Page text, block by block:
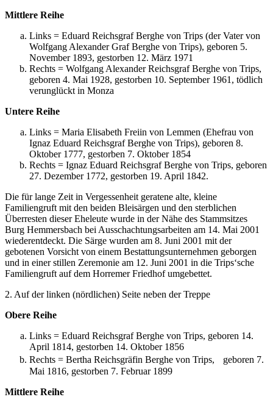
Mittlere Reihe
Links = Eduard Reichsgraf Berghe von Trips (der Vater von
Wolfgang Alexander Graf Berghe von Trips), geboren 5.
November 1893, gestorben 12. März 1971
Rechts = Wolfgang Alexander Reichsgraf Berghe von Trips,
geboren 4. Mai 1928, gestorben 10. September 1961, tödlich
verunglückt in Monza
Untere Reihe
Links = Maria Elisabeth Freiin von Lemmen (Ehefrau von
Ignaz Eduard Reichsgraf Berghe von Trips), geboren 8.
Oktober 1777, gestorben 7. Oktober 1854
Rechts = Ignaz Eduard Reichsgraf Berghe von Trips, geboren
27. Dezember 1772, gestorben 19. April 1842.
Die für lange Zeit in Vergessenheit geratene alte, kleine
Familiengruft mit den beiden Bleisärgen und den sterblichen
Überresten dieser Eheleute wurde in der Nähe des Stammsitzes
Burg Hemmersbach bei Ausschachtungsarbeiten am 14. Mai 2001
wiederentdeckt. Die Särge wurden am 8. Juni 2001 mit der
gebotenen Vorsicht von einem Bestattungsunternehmen geborgen
und in einer stillen Zeremonie am 12. Juni 2001 in die Trips‘sche
Familiengruft auf dem Horremer Friedhof umgebettet.
2. Auf der linken (nördlichen) Seite neben der Treppe
Obere Reihe
Links = Eduard Reichsgraf Berghe von Trips, geboren 14.
April 1814, gestorben 14. Oktober 1856
Rechts = Bertha Reichsgräfin Berghe von Trips, geboren 7.
Mai 1816, gestorben 7. Februar 1899
Mittlere Reihe